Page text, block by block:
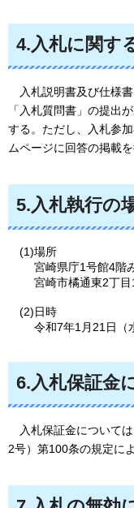
4.入札に関す
入札説明書及び仕様
「入札質問書」の提出
する。ただし、入札参
ムページに回答の掲載を
5.入札執行の
(1)場所
宮崎県庁1号館4階
宮崎市橘通東2丁
(2)日時
令和7年1月21日（
6.入札保証金
入札保証金について
2号）第100条の規定によ